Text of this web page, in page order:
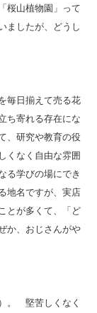
桜山植物園」って
ましたが、どうし
毎日揃えて売る花
ち寄れる存在にな
、研究や教育の役
くなく自由な雰囲
る学びの場にでき
地名ですが、実店
とが多くて、「ど
か、おじさんがや
。 堅苦しくなく